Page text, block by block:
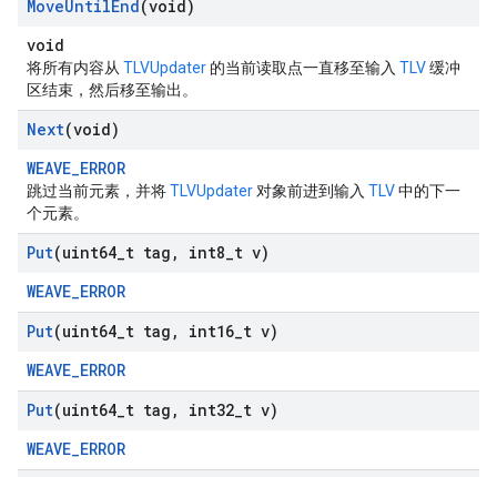
MoveUntilEnd(void)
void
将所有内容从 TLVUpdater 的当前读取点一直移至输入 TLV缓冲
区结束，然后移至输出。
Next(void)
WEAVE_ERROR
跳过当前元素，并将TLVUpdater 对象前进到输入 TLV中的下一
个元素。
Put(uint64 t tag , int8 t v)
WEAVE_ERROR
Put(uint64 t tag , int16 t v)
WEAVE_ERROR
Put(uint64 t tag , int32 t v)
WEAVE_ERROR